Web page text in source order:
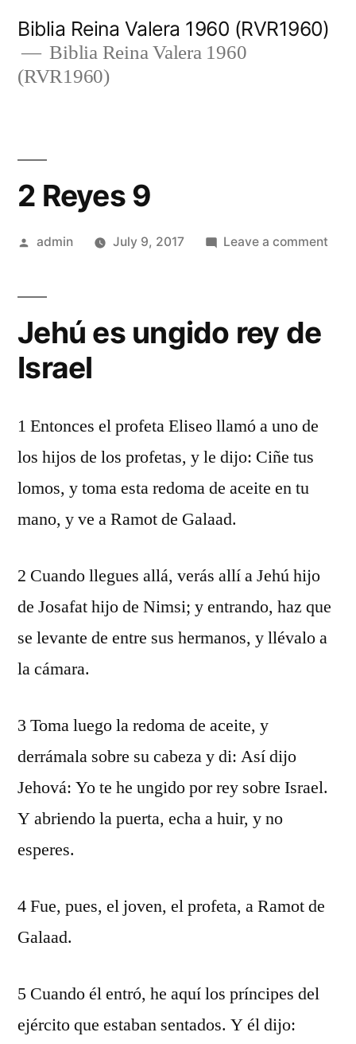
content
Biblia Reina Valera 1960 (RVR1960)
Biblia Reina Valera 1960
(RVR1960)
2 Reyes 9
Posted
admin July 9, 2017 Leave a comment
Jehú es ungido rey de
Israel
1 Entonces el profeta Eliseo llamó a uno de
los hijos de los profetas, y le dijo: Ciñe tus
lomos, y toma esta redoma de aceite en tu
mano, y ve a Ramot de Galaad.
2 Cuando llegues allá, verás allí a Jehú hijo
de Josafat hijo de Nimsi; y entrando, haz que
se levante de entre sus hermanos, y llévalo a
la cámara.
3 Toma luego la redoma de aceite, y
derrámala sobre su cabeza y di: Así dijo
Jehová: Yo te he ungido por rey sobre Israel.
Y abriendo la puerta, echa a huir, y no
esperes.
4 Fue, pues, el joven, el profeta, a Ramot de
Galaad.
5 Cuando él entró, he aquí los príncipes del
ejército que estaban sentados. Y él dijo: